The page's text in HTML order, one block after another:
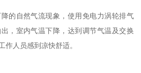
自然气流现象，使用免电力涡轮排气
，室内气温下降，达到调节气温及交换
作人员感到凉快舒适。